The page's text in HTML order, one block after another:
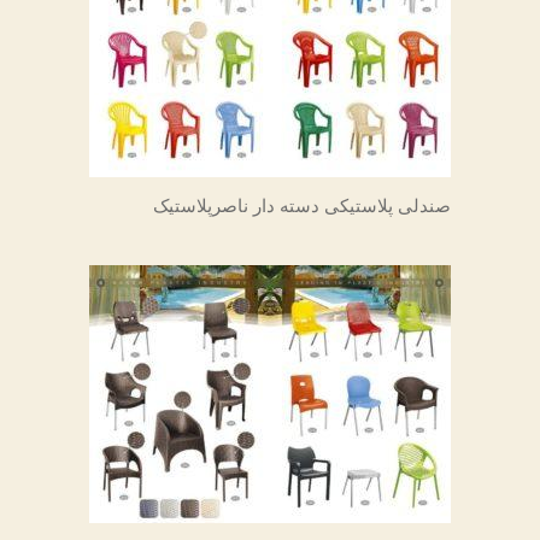
صندلی پلاستیکی دسته دار ناصرپلاستیک